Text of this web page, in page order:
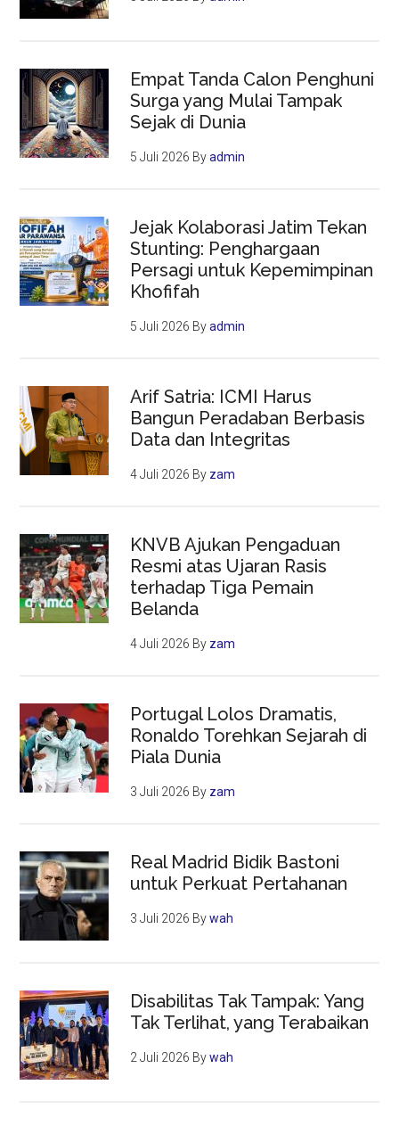
Empat Tanda Calon Penghuni
Surga yang Mulai Tampak
Sejak di Dunia
5 Juli 2026 Byadmin
Jejak Kolaborasi Jatim Tekan
Stunting: Penghargaan
Persagi untuk Kepemimpinan
Khofifah
5 Juli 2026 Byadmin
Arif Satria: ICMI Harus
Bangun Peradaban Berbasis
Data dan Integritas
4 Juli 2026 By zam
KNVB Ajukan Pengaduan
Resmi atas Ujaran Rasis
terhadap Tiga Pemain
Belanda
4 Juli 2026 By zam
Portugal Lolos Dramatis,
Ronaldo Torehkan Sejarah di
Piala Dunia
3 Juli 2026 By zam
Real Madrid Bidik Bastoni
untuk Perkuat Pertahanan
3 Juli 2026 Bywah
Disabilitas Tak Tampak: Yang
Tak Terlihat, yang Terabaikan
2 Juli 2026 Bywah